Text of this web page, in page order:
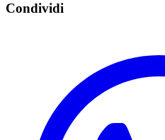
Condividi